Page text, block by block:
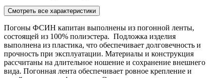
Смотреть все характеристики
Погоны ФСИН капитан выполнены из погонной ленты,
состоящей из 100% полиэстера. Подложка изделия
выполнена из пластика, что обеспечивает долговечность и
прочность при эксплуатации. Материалы и конструкция
рассчитаны на длительное ношение и сохранение внешнего
вида. Погонная лента обеспечивает ровное крепление и